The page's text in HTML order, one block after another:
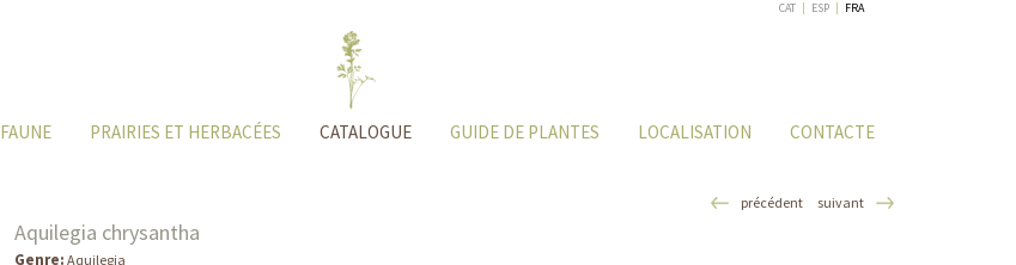
CAT | ESP | FRA
FAUNE PRAIRIES ET HERBACÉES CATALOGUE GUIDE DE PLANTES LOCALISATION CONTACTE
précédent suivant
Aquilegia chrysantha
Genre: Aquilegia